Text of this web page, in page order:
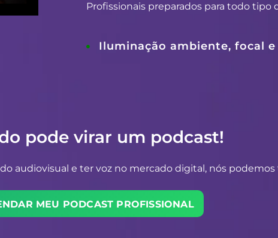
Profissionais preparados para todo tipo
Iluminação ambiente, focal e
pode virar um podcast!
audiovisual e ter voz no mercado digital, nós podemos
MEU PODCAST PROFISSIONAL